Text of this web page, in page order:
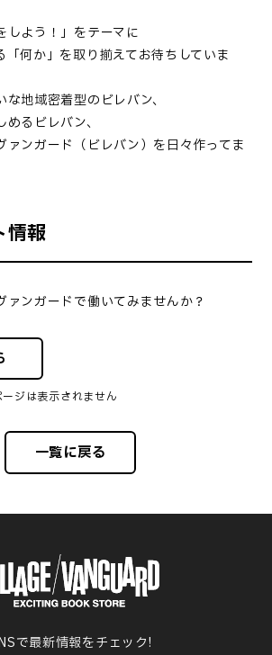
しよう！」をテーマに
「何か」を取り揃えてお待ちしていま
な地域密着型のビレバン、
るビレバン、
ァンガード（ビレバン）を日々作ってま
情報
ァンガードで働いてみませんか？
ジは表示されません
一覧に戻る
で最新情報をチェック!